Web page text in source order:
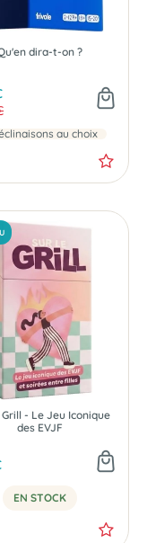
dira-t-on ?
au choix
- Le Jeu Iconique
des EVJF
EN STOCK